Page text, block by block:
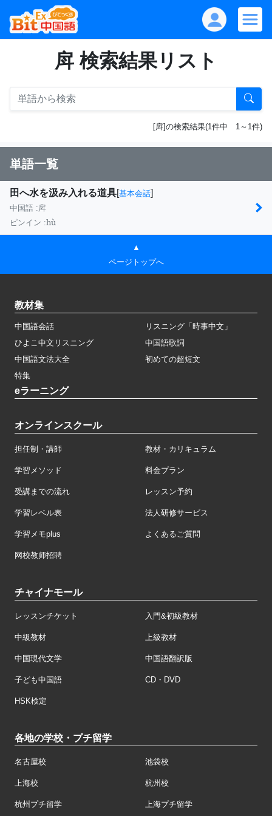
戽 検索結果リスト
[戽]の検索結果(1件中 1～1件)
単語一覧
田へ水を汲み入れる道具[基本会話]
中国語 :戽
ピンイン :hù
▲
ページトップへ
教材集
中国語会話
リスニング「時事中文」
ひよこ中文リスニング
中国語歌詞
中国語文法大全
初めての超短文
特集
eラーニング
オンラインスクール
担任制・講師 教材・カリキュラム
学習メソッド 料金プラン
受講までの流れ レッスン予約
学習レベル表 法人研修サービス
学習メモplus よくあるご質問
网校教师招聘
チャイナモール
レッスンチケット 入門&初級教材
中級教材 上級教材
中国現代文学 中国語翻訳版
子ども中国語 CD・DVD
HSK検定
各地の学校・プチ留学
名古屋校 池袋校
上海校 杭州校
杭州プチ留学 上海プチ留学